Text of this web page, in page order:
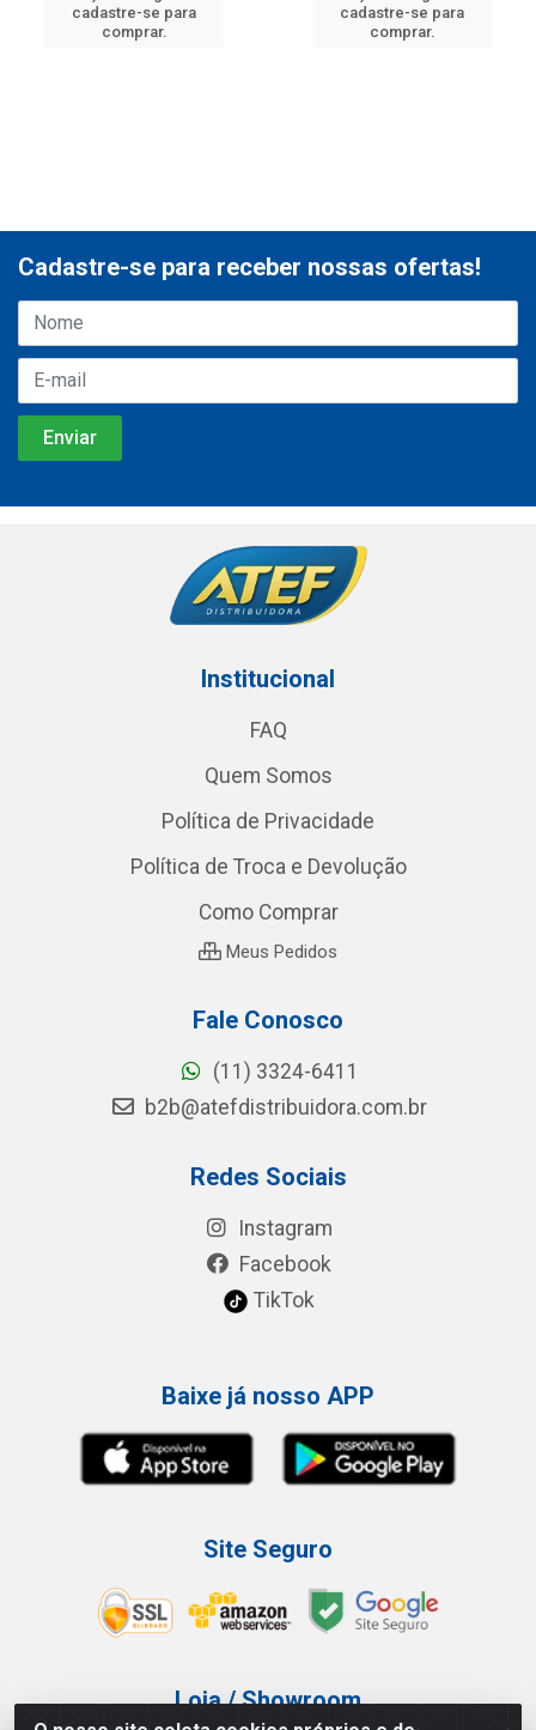
cadastre-se para
comprar.
cadastre-se para
comprar.
Cadastre-se para receber nossas ofertas!
Institucional
FAQ
Quem Somos
Política de Privacidade
Política de Troca e Devolução
Como Comprar
Meus Pedidos
Fale Conosco
(11) 3324-6411
b2b@atefdistribuidora.com.br
Redes Sociais
Instagram
Facebook
TikTok
Baixe já nosso APP
Site Seguro
Loja / Showroom